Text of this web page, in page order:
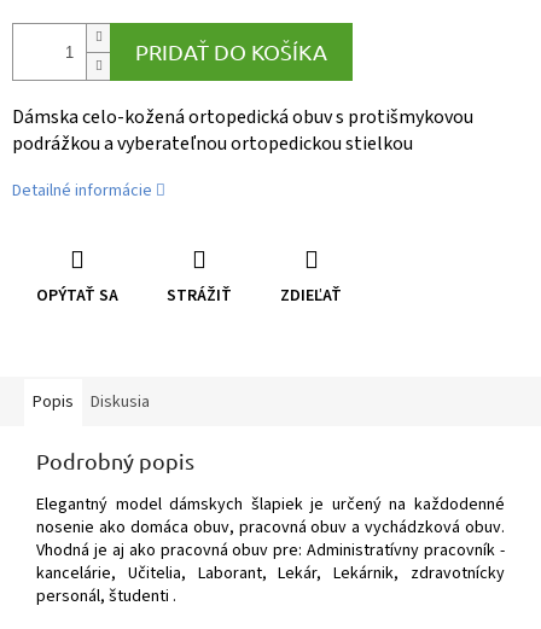
PRIDAŤ DO KOŠÍKA
Dámska celo-kožená ortopedická obuv s protišmykovou
podrážkou a vyberateľnou ortopedickou stielkou
Detailné informácie
OPÝTAŤ SA STRÁŽIŤ ZDIEĽAŤ
Popis Diskusia
Podrobný popis
Elegantný model dámskych šlapiek je určený na každodenné
nosenie ako domáca obuv, pracovná obuv a vychádzková obuv.
Vhodná je aj ako pracovná obuv pre: Administratívny pracovník -
kancelárie, Učitelia, Laborant, Lekár, Lekárnik, zdravotnícky
personál, študenti .